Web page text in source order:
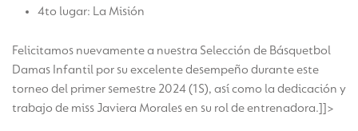
4to lugar: La Misión
Felicitamos nuevamente a nuestra Selección de Básquetbol
Damas Infantil por su excelente desempeño durante este
torneo del primer semestre 2024 (1S), así como la dedicación y
trabajo de miss Javiera Morales en su rol de entrenadora.]]>